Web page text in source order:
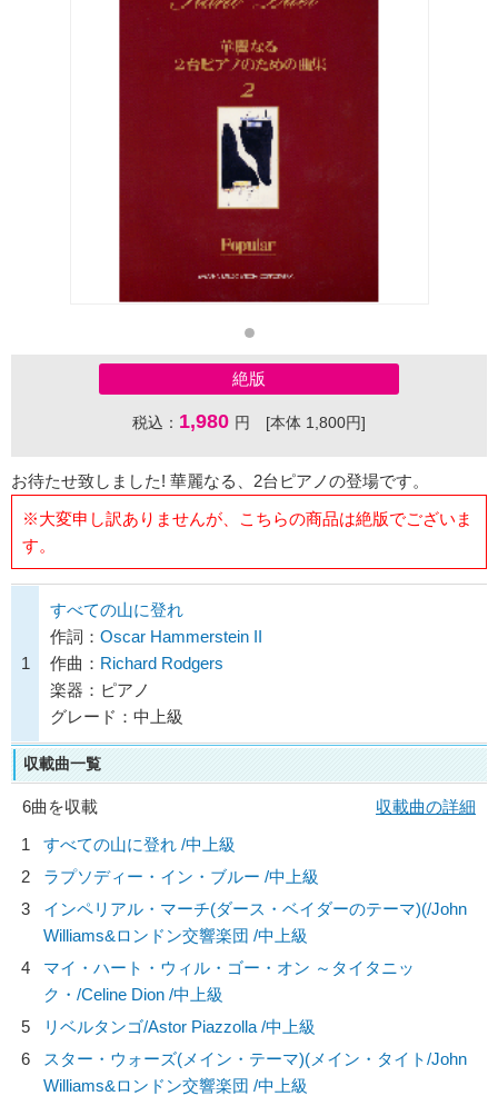
絶版
税込： 1,980 円 [本体 1,800円]
お待たせ致しました! 華麗なる、2台ピアノの登場です。
※大変申し訳ありませんが、こちらの商品は絶版でございま
す。
1
すべての山に登れ
作詞： Oscar Hammerstein II
作曲： Richard Rodgers
楽器：ピアノ
グレード：中上級
収載曲一覧
6曲を収載
収載曲の詳細
1
すべての山に登れ /中上級
2
ラプソディー・イン・ブルー /中上級
3
インペリアル・マーチ(ダース・ベイダーのテーマ)(/John
Williams&ロンドン交響楽団 /中上級
4
マイ・ハート・ウィル・ゴー・オン ～タイタニッ
ク・/Celine Dion /中上級
5
リベルタンゴ/Astor Piazzolla /中上級
6
スター・ウォーズ(メイン・テーマ)(メイン・タイト/John
Williams&ロンドン交響楽団 /中上級